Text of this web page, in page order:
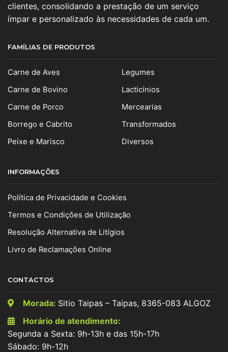
clientes, consolidando a prestação de um serviço
ímpar e personalizado às necessidades de cada um.
FAMÍLIAS DE PRODUTOS
Carne de Aves
Carne de Bovino
Carne de Porco
Borrego e Cabrito
Peixe e Marisco
Legumes
Lacticínios
Mercearias
Transformados
Diversos
INFORMAÇÕES
Política de Privacidade e Cookies
Termos e Condições de Utilização
Resolução Alternativa de Litígios
Livro de Reclamações Online
CONTACTOS
Morada: Sitio Taipas – Taipas, 8365-083 ALGOZ
Horário de atendimento:
Segunda a Sexta: 9h-13h e das 15h-17h
Sábado: 9h-12h